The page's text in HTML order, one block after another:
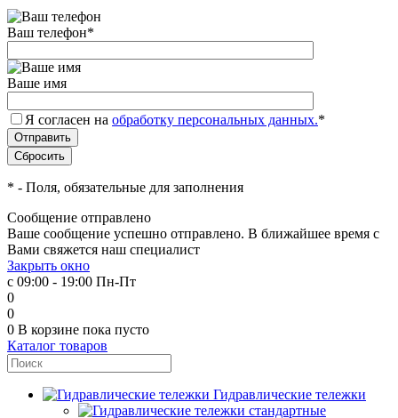
Ваш телефон*
Ваше имя
Я согласен на обработку персональных данных.*
* - Поля, обязательные для заполнения
Сообщение отправлено
Ваше сообщение успешно отправлено. В ближайшее время с
Вами свяжется наш специалист
Закрыть окно
с 09:00 - 19:00 Пн-Пт
0
0
0 В корзине пока пусто
Каталог товаров
Гидравлические тележки